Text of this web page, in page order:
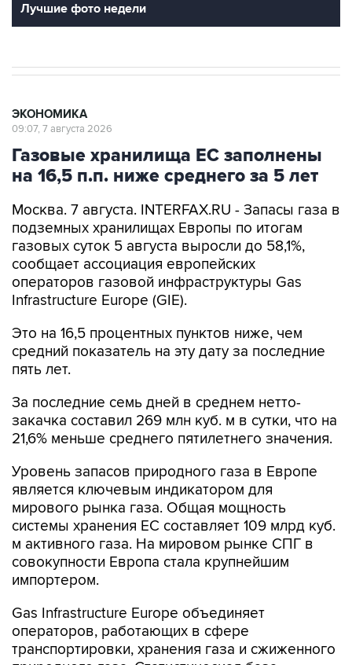
Лучшие фото недели
ЭКОНОМИКА
09:07, 7 августа 2026
Газовые хранилища ЕС заполнены
на 16,5 п.п. ниже среднего за 5 лет
Москва. 7 августа. INTERFAX.RU - Запасы газа в
подземных хранилищах Европы по итогам
газовых суток 5 августа выросли до 58,1%,
сообщает ассоциация европейских
операторов газовой инфраструктуры Gas
Infrastructure Europe (GIE).
Это на 16,5 процентных пунктов ниже, чем
средний показатель на эту дату за последние
пять лет.
За последние семь дней в среднем нетто-
закачка составил 269 млн куб. м в сутки, что на
21,6% меньше среднего пятилетнего значения.
Уровень запасов природного газа в Европе
является ключевым индикатором для
мирового рынка газа. Общая мощность
системы хранения ЕС составляет 109 млрд куб.
м активного газа. На мировом рынке СПГ в
совокупности Европа стала крупнейшим
импортером.
Gas Infrastructure Europe объединяет
операторов, работающих в сфере
транспортировки, хранения газа и сжиженного